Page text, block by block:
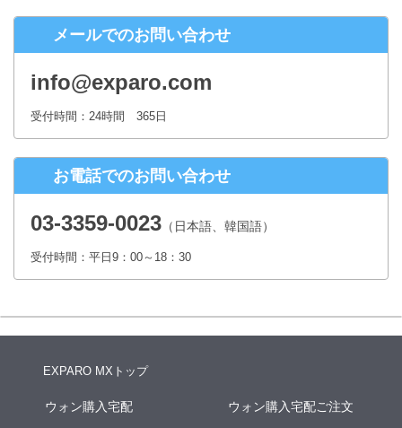
す。
株式会社シースクェア 個人情報お問合せ窓口
〒160-0023 東京都新宿区西新宿６丁目１２−１ パークウェストビ
ル１３階
Eメール：info@c-square.co.jp
（受付時間は、平日9時～17時30分 但し、年末年始、夏季休暇は除き
ます。）
個人情報を入力するにあたっての注意事項
回答ができない場合がございます。
本人が容易に認識できない方法による個人情報の取得
クッキーやWebビーコン等を用いるなどして、本人が容易に認識でき
メールでのお問い合わせ
info@exparo.com
受付時間：24時間 365日
お電話でのお問い合わせ
03-3359-0023 （日本語、韓国語）
受付時間：平日9：00～18：30
EXPARO MXトップ
ウォン購入宅配 ウォン購入宅配ご注文